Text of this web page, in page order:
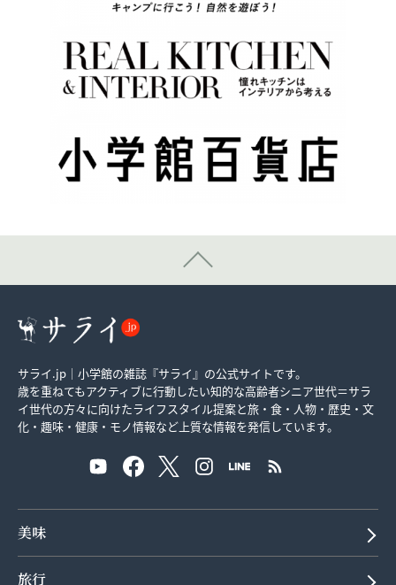
サライ.jp｜小学館の雑誌『サライ』の公式サイトです。
歳を重ねてもアクティブに行動したい知的な高齢者シニア世代＝サラ
イ世代の方々に向けたライフスタイル提案と旅・食・人物・歴史・文
化・趣味・健康・モノ情報など上質な情報を発信しています。
美味
旅行